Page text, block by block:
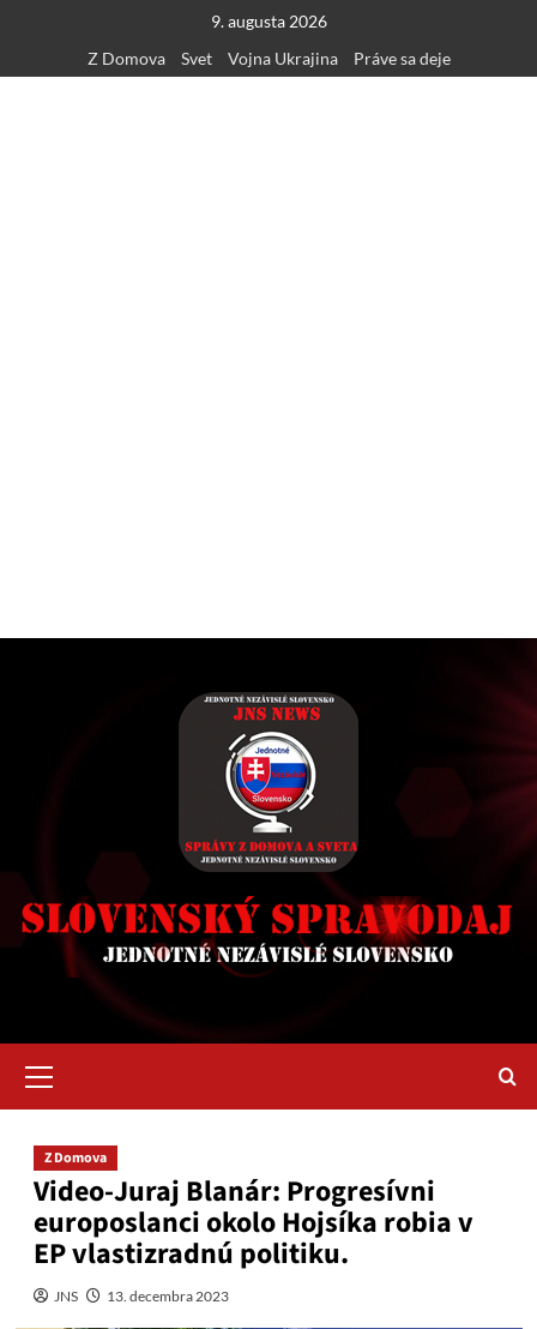
content
9. augusta 2026
Z Domova
Svet Vojna Ukrajina Práve sa deje
Menu
Z Domova
Video-Juraj Blanár: Progresívni
europoslanci okolo Hojsíka robia v
EP vlastizradnú politiku.
JNS 13. decembra 2023